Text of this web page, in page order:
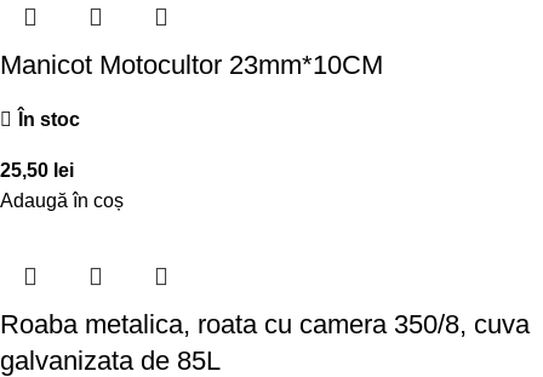
Manicot Motocultor 23mm*10CM
În stoc
25,50 lei
Adaugă în coș
Roaba metalica, roata cu camera 350/8, cuva
galvanizata de 85L